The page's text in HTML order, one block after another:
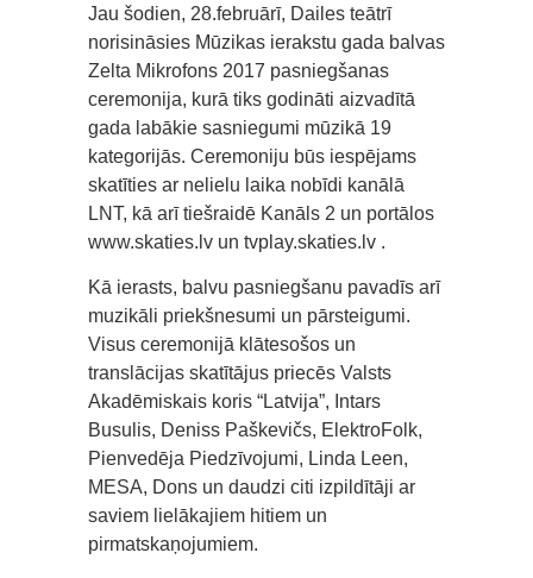
Jau šodien, 28.februārī, Dailes teātrī
norisināsies Mūzikas ierakstu gada balvas
Zelta Mikrofons 2017 pasniegšanas
ceremonija, kurā tiks godināti aizvadītā
gada labākie sasniegumi mūzikā 19
kategorijās. Ceremoniju būs iespējams
skatīties ar nelielu laika nobīdi kanālā
LNT, kā arī tiešraidē Kanāls 2 un portālos
www.skaties.lv un tvplay.skaties.lv .
Kā ierasts, balvu pasniegšanu pavadīs arī
muzikāli priekšnesumi un pārsteigumi.
Visus ceremonijā klātesošos un
translācijas skatītājus priecēs Valsts
Akadēmiskais koris “Latvija”, Intars
Busulis, Deniss Paškevičs, ElektroFolk,
Pienvedēja Piedzīvojumi, Linda Leen,
MESA, Dons un daudzi citi izpildītāji ar
saviem lielākajiem hitiem un
pirmatskaņojumiem.